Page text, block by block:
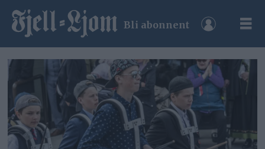
Bli abonnent